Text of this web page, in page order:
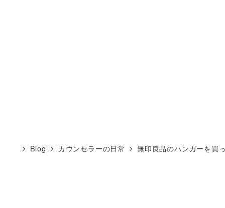
Blog カウンセラーの日常 無印良品のハンガーを買